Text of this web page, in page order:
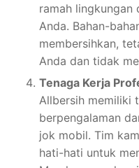
ramah lingkungan
Anda. Bahan-
membersihkan,
Anda dan tidak
Tenaga Kerja
Allbersih memiliki
berpengalaman
jok mobil. Tim
hati-hati untuk